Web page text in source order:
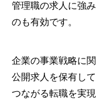
管理職の求人に強
のも有効です。
企業の事業戦略に
公開求人を保有し
つながる転職を実